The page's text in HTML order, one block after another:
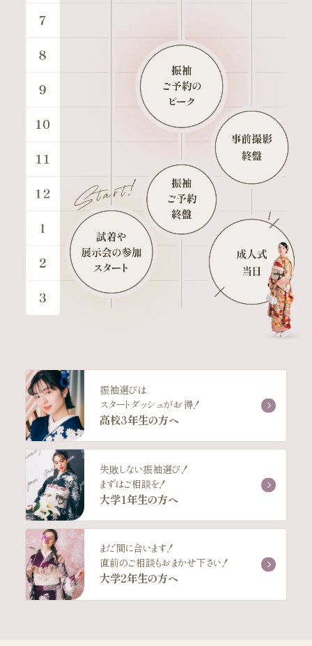
振袖選びは
スタートダッシュがお得！
高校3年生の方へ
失敗しない振袖選び！
まずはご相談を！
大学1年生の方へ
まだ間に合います！
直前のご相談もおまかせ下さい！
大学2年生の方へ